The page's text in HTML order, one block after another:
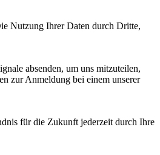
Nutzung Ihrer Daten durch Dritte,
absenden, um uns mitzuteilen,
zur Anmeldung bei einem unserer
für die Zukunft jederzeit durch Ihre